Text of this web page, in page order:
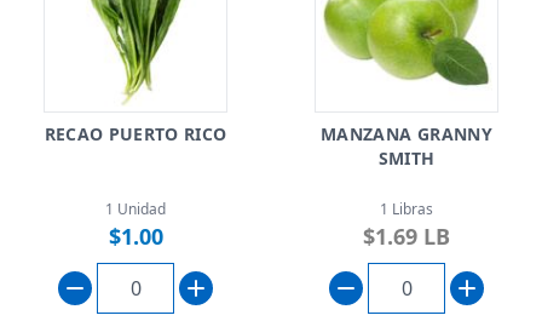
RECAO PUERTO RICO
1 Unidad
$1.00
MANZANA GRANNY
SMITH
1 Libras
$1.69 LB